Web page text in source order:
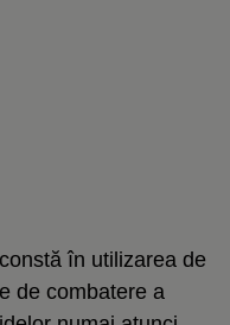
în utilizarea de
de combatere a